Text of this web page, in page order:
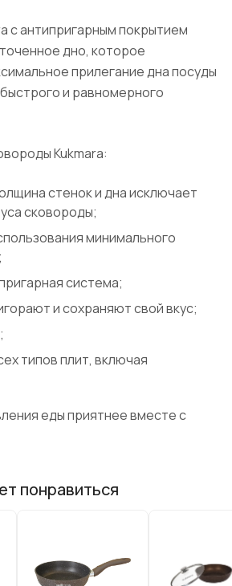
с антипригарным покрытием
дно, которое
прилегание дна посуды
и равномерного
Kukmara:
стенок и дна исключает
сковороды;
минимального
система;
и сохраняют свой вкус;
типов плит, включая
еды приятнее вместе с
понравиться